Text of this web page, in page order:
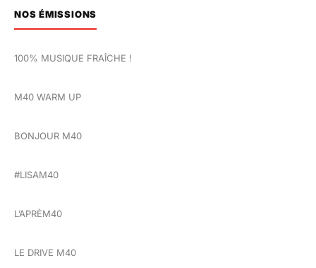
NOS ÉMISSIONS
100% MUSIQUE FRAÎCHE !
M40 WARM UP
BONJOUR M40
#LISAM40
L’APRÈM40
LE DRIVE M40